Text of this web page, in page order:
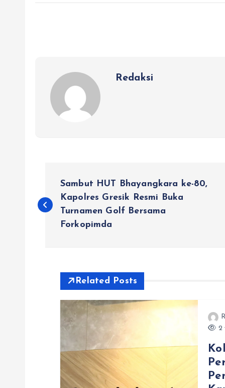
Redaksi
a
Sambut HUT Bhayangkara ke-80,
Kapolres Gresik Resmi Buka
Turnamen Golf Bersama
Forkopimda
Related Posts
2